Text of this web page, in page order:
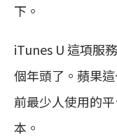
下。
iTunes U 這項服
個年頭了。蘋果
前最少人使用的
本。